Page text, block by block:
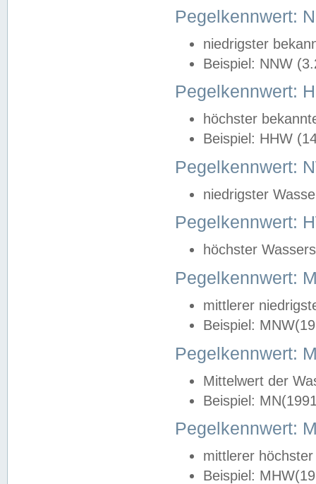
Pegelkennwert:
niedrigster
Beispiel: NNW
Pegelkennwert:
höchster
Beispiel: HHW
Pegelkennwert:
niedrigster
Pegelkennwert:
höchster
Pegelkennwert:
mittlerer
Beispiel:
Pegelkennwert:
Mittelwert der
Beispiel:
Pegelkennwert:
mittlerer
Beispiel: